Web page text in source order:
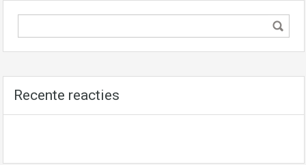
Recente reacties